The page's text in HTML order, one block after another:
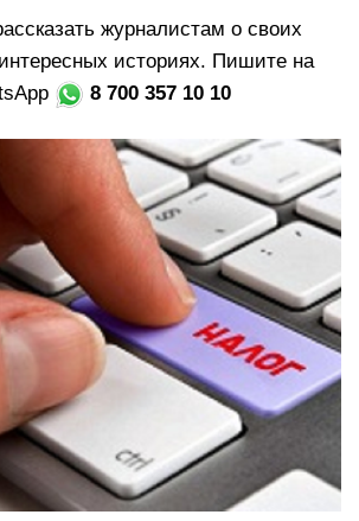
в
и
г
а
и
ю
журналистам о своих
историях. Пишите на
8 700 357 10 10